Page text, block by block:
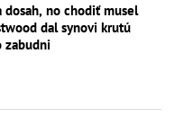
no chodiť musel
dal synovi krutú
zabudni